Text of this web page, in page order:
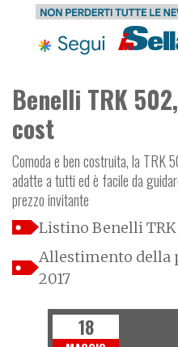
Benelli TRK
cost
Comoda e ben costruita, la TRK
adatte a tutti ed è facile da
prezzo invitante
Listino Benelli TRK
Allestimento della
2017
18